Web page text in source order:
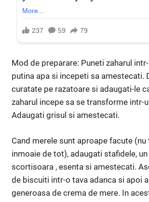
Mod de preparare: Puneti zaharul
putina apa si incepeti sa amestecati.
curatate pe razatoare si adaugati-le
zaharul incepe sa se transforme intr-
Adaugati grisul si amestecati.
Cand merele sunt aproape facute (nu
inmoaie de tot), adaugati stafidele,
scortisoara , esenta si amestecati.
de biscuiti intr-o tava adanca si apoi
generoasa de crema de mere. In